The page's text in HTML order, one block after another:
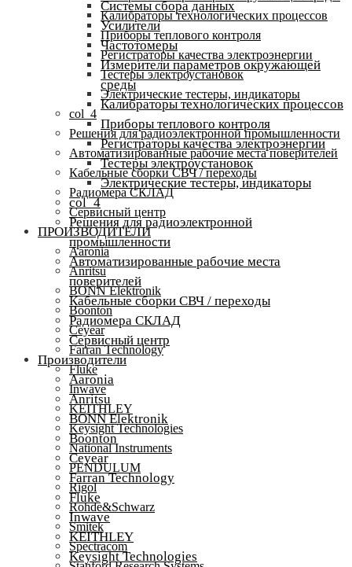
Калибраторы технологических процессов
Приборы теплового контроля
Регистраторы качества электроэнергии
Тестеры электроустановок
Электрические тестеры, индикаторы
col_4
Решения для радиоэлектронной промышленности
Автоматизированные рабочие места поверителей
Кабельные сборки СВЧ / переходы
Радиомера СКЛАД
Сервисный центр
ПРОИЗВОДИТЕЛИ
Aaronia
Anritsu
BONN Elektronik
Boonton
Ceyear
Farran Technology
Fluke
Inwave
KEITHLEY
Keysight Technologies
National Instruments
PENDULUM
Rigol
Rohde&Schwarz
Smitek
Spectracom
Системы сбора данных
Усилители
Частотомеры
Измерители параметров окружающей
среды
Калибраторы технологических процессов
Приборы теплового контроля
Регистраторы качества электроэнергии
Тестеры электроустановок
Электрические тестеры, индикаторы
col_4
Решения для радиоэлектронной
промышленности
Автоматизированные рабочие места
поверителей
Кабельные сборки СВЧ / переходы
Радиомера СКЛАД
Сервисный центр
Производители
Aaronia
Anritsu
BONN Elektronik
Boonton
Ceyear
Farran Technology
Fluke
Inwave
KEITHLEY
Keysight Technologies